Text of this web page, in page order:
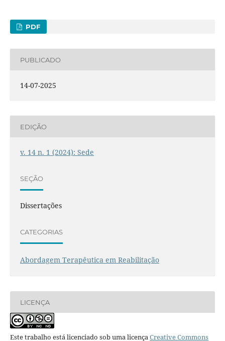
PDF
PUBLICADO
14-07-2025
EDIÇÃO
v. 14 n. 1 (2024): Sede
SEÇÃO
Dissertações
CATEGORIAS
Abordagem Terapêutica em Reabilitação
LICENÇA
Este trabalho está licenciado sob uma licençaCreative Commons